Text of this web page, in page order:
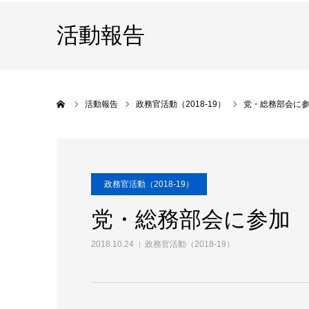
活動報告
活動報告 政務官活動（2018-19） 党・総務部会に
政務官活動（2018-19）
党・総務部会に参加
2018.10.24 政務官活動（2018-19）